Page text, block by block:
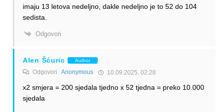
imaju 13 letova nedeljno, dakle nedeljno je to 52 do 104
sedista.
Odgovori
Alen Šćuric Author
Odgovori Anonymous 10.09.2025. 02:28
x2 smjera = 200 sjedala tjedno x 52 tjedna = preko 10.000
sjedala